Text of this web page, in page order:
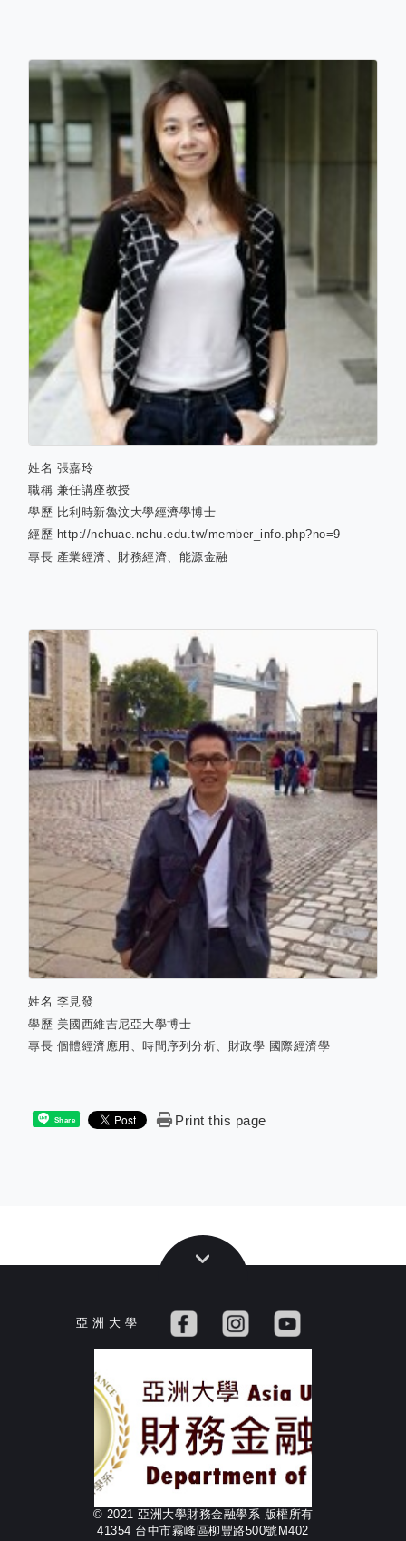
姓名 張嘉玲
職稱 兼任講座教授
學歷 比利時新魯汶大學經濟學博士
經歷 http://nchuae.nchu.edu.tw/member_info.php?no=9
專長 產業經濟、財務經濟、能源金融
姓名 李見發
學歷 美國西維吉尼亞大學博士
專長 個體經濟應用、時間序列分析、財政學 國際經濟學
Share Print this page
亞 洲 大 學
© 2021 亞洲大學財務金融學系 版權所有
41354 台中市霧峰區柳豐路500號M402